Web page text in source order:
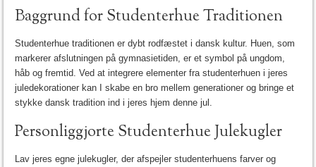
Baggrund for Studenterhue Traditionen
Studenterhue traditionen er dybt rodfæstet i dansk kultur. Huen, som
markerer afslutningen på gymnasietiden, er et symbol på ungdom,
håb og fremtid. Ved at integrere elementer fra studenterhuen i jeres
juledekorationer kan I skabe en bro mellem generationer og bringe et
stykke dansk tradition ind i jeres hjem denne jul.
Personliggjorte Studenterhue Julekugler
Lav jeres egne julekugler, der afspejler studenterhuens farver og